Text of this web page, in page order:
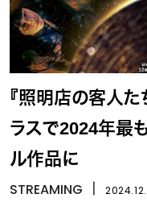
『照明店の客人た
ラスで2024年最
ル作品に
STREAMING